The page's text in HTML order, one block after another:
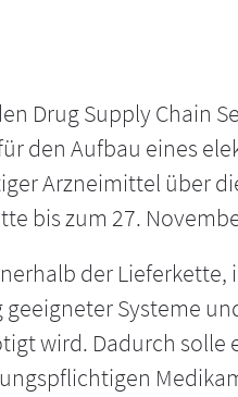
Drug Supply Chain
den Aufbau eines
Arzneimittel über
bis zum 27.
der Lieferkette,
Systeme
wird. Dadurch solle